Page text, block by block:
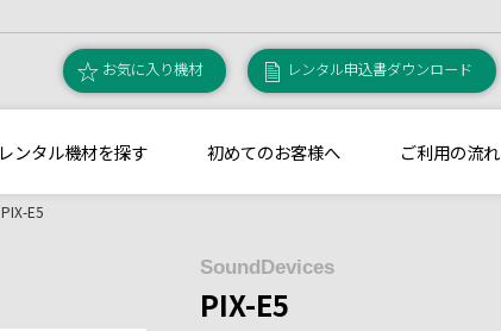
お気に入り機材 レンタル申込書ダウンロード
レンタル機材を探す 初めてのお客様へ ご利用の流れ
PIX-E5
SoundDevices
PIX-E5